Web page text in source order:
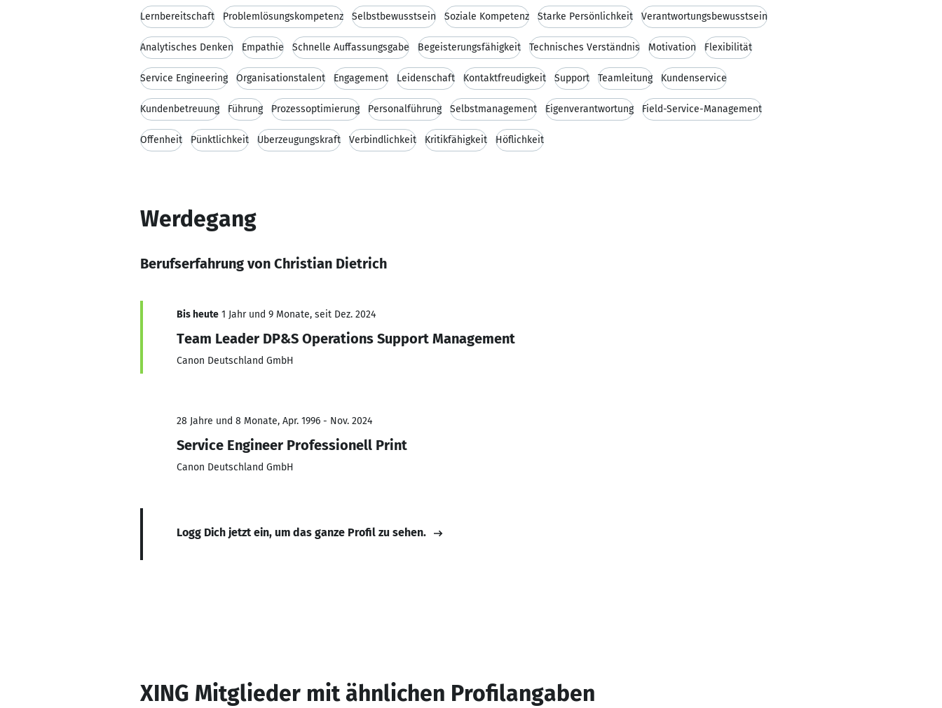
Lernbereitschaft Problemlösungskompetenz Selbstbewusstsein Soziale Kompetenz Starke Persönlichkeit Verantwortungsbewusstsein
Analytisches Denken Empathie Schnelle Auffassungsgabe Begeisterungsfähigkeit Technisches Verständnis Motivation Flexibilität
Service Engineering Organisationstalent Engagement Leidenschaft Kontaktfreudigkeit Support Teamleitung Kundenservice
Kundenbetreuung Führung Prozessoptimierung Personalführung Selbstmanagement Eigenverantwortung Field-Service-Management
Offenheit Pünktlichkeit Überzeugungskraft Verbindlichkeit Kritikfähigkeit Höflichkeit
Werdegang
Berufserfahrung von Christian Dietrich
Bis heute 1 Jahr und 9 Monate, seit Dez. 2024
Team Leader DP&S Operations Support Management
Canon Deutschland GmbH
28 Jahre und 8 Monate, Apr. 1996 - Nov. 2024
Service Engineer Professionell Print
Canon Deutschland GmbH
Logg Dich jetzt ein, um das ganze Profil zu sehen.
XING Mitglieder mit ähnlichen Profilangaben